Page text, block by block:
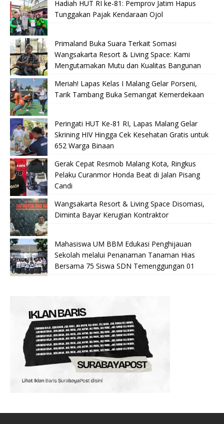
Hadiah HUT RI ke-81: Pemprov Jatim Hapus
Tunggakan Pajak Kendaraan Ojol
Primaland Buka Suara Terkait Somasi
Wangsakarta Resort & Living Space: Kami
Mengutamakan Mutu dan Kualitas Bangunan
Meriah! Lapas Kelas I Malang Gelar Porseni,
Tarik Tambang Buka Semangat Kemerdekaan
Peringati HUT Ke-81 RI, Lapas Malang Gelar
Skrining HIV Hingga Cek Kesehatan Gratis untuk
652 Warga Binaan
Gerak Cepat Resmob Malang Kota, Ringkus
Pelaku Curanmor Honda Beat di Jalan Pisang
Candi
Wangsakarta Resort & Living Space Disomasi,
Diminta Bayar Kerugian Kontraktor
Mahasiswa UM BBM Edukasi Penghijauan
Sekolah melalui Penanaman Tanaman Hias
Bersama 75 Siswa SDN Temenggungan 01